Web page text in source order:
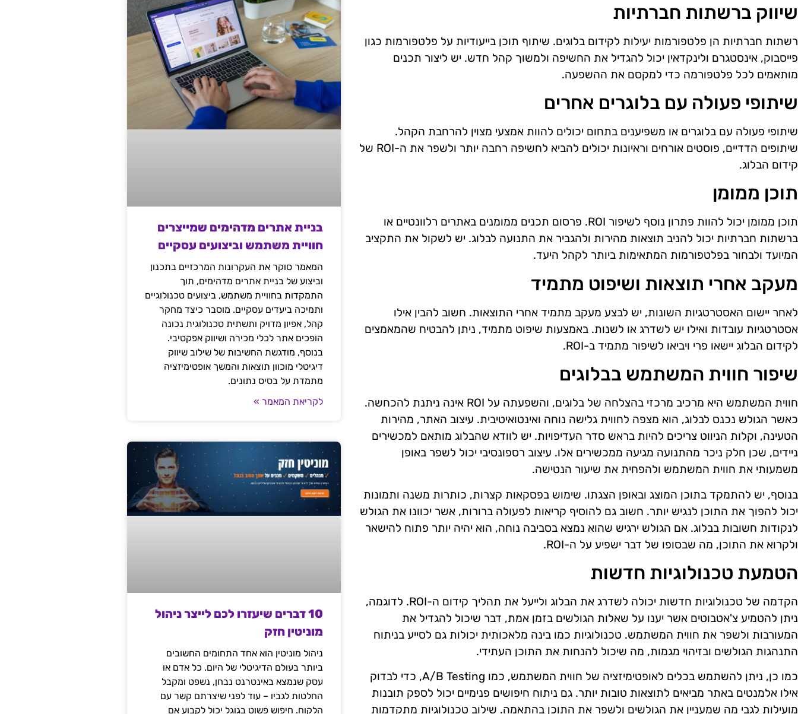
שיווק ברשתות חברתיות
רשתות חברתיות הן פלטפורמות יעילות לקידום בלוגים. שיתוף תוכן בייעודיות על פלטפורמות כגון
פייסבוק, אינסטגרם ולינקדאין יכול להגדיל את החשיפה ולמשוך קהל חדש. יש ליצור תכנים
מותאמים לכל פלטפורמה כדי למקסם את ההשפעה.
שיתופי פעולה עם בלוגרים אחרים
שיתופי פעולה עם בלוגרים או משפיענים בתחום יכולים להוות אמצעי מצוין להרחבת הקהל.
שיתופים הדדיים, פוסטים אורחים וראיונות יכולים להביא לחשיפה רחבה יותר ולשפר את ה-ROI של
קידום הבלוג.
תוכן ממומן
תוכן ממומן יכול להוות פתרון נוסף לשיפור ROI. פרסום תכנים ממומנים באתרים רלוונטיים או
ברשתות חברתיות יכול להניב תוצאות מהירות ולהגביר את התנועה לבלוג. יש לשקול את התקציב
המיועד ולבחור בפלטפורמות המתאימות ביותר לקהל היעד.
מעקב אחרי תוצאות ושיפוט מתמיד
לאחר יישום האסטרטגיות השונות, יש לבצע מעקב מתמיד אחרי התוצאות. חשוב להבין אילו
אסטרטגיות עובדות ואילו יש לשדרג או לשנות. באמצעות שיפוט מתמיד, ניתן להבטיח שהמאמצים
לקידום הבלוג יישאו פרי ויביאו לשיפור מתמיד ב-ROI.
שיפור חווית המשתמש בבלוגים
חווית המשתמש היא מרכיב מרכזי בהצלחה של בלוגים, והשפעתה על ROI אינה ניתנת להכחשה.
כאשר הגולש נכנס לבלוג, הוא מצפה לחווית גלישה נוחה ואינטואיטיבית. עיצוב האתר, מהירות
הטעינה, וקלות הניווט צריכים להיות בראש סדר העדיפויות. יש לוודא שהבלוג מותאם למכשירים
ניידים, שכן חלק ניכר מהתנועה מגיעה ממכשירים אלו. עיצוב רספונסיבי יכול לשפר באופן
משמעותי את חווית המשתמש ולהפחית את שיעור הנטישה.
בנוסף, יש להתמקד בתוכן המוצג ובאופן הצגתו. שימוש בפסקאות קצרות, כותרות משנה ותמונות
יכול להפוך את התוכן לנגיש יותר. חשוב גם להוסיף קריאות לפעולה ברורות, אשר יכוונו את הגולש
לנקודות חשובות בבלוג. אם הגולש ירגיש שהוא נמצא בסביבה נוחה, הוא יהיה יותר פתוח להישאר
ולקרוא את התוכן, מה שבסופו של דבר ישפיע על ה-ROI.
הטמעת טכנולוגיות חדשות
הקדמה של טכנולוגיות חדשות יכולה לשדרג את הבלוג ולייעל את תהליך קידום ה-ROI. לדוגמה,
ניתן להטמיע צ'אטבוטים אשר יענו על שאלות הגולשים בזמן אמת, דבר שיכול להגדיל את
המעורבות ולשפר את חווית המשתמש. טכנולוגיות כמו בינה מלאכותית יכולות גם לסייע בניתוח
התנהגות הגולשים ובזיהוי מגמות, מה שיכול להנחות את התוכן העתידי.
כמו כן, ניתן להשתמש בכלים לאופטימיזציה של חווית המשתמש, כמו A/B Testing, כדי לבדוק
אילו אלמנטים באתר מביאים לתוצאות טובות יותר. גם ניתוח חיפושים פנימיים יכול לספק תובנות
מועילות לגבי מה שמעניין את הגולשים ולשפר את התוכן בהתאמה. שילוב טכנולוגיות מתקדמות
בניית אתרים מדהימים שמייצרים
חוויית משתמש וביצועים עסקיים
המאמר סוקר את העקרונות המרכזיים בתכנון
וביצוע של בניית אתרים מדהימים, תוך
התמקדות בחוויית משתמש, ביצועים טכנולוגיים
ותמיכה ביעדים עסקיים. מוסבר כיצד מחקר
קהל, אפיון מדויק ותשתית טכנולוגית נכונה
הופכים אתר לכלי מכירה ושיווק אפקטיבי.
בנוסף, מודגשת החשיבות של שילוב שיווק
דיגיטלי מוכוון תוצאות והמשך אופטימיזציה
מתמדת על בסיס נתונים.
לקריאת המאמר »
10 דברים שיעזרו לכם לייצר ניהול
מוניטין חזק
ניהול מוניטין הוא אחד התחומים החשובים
ביותר בעולם הדיגיטלי של היום. כל אדם או
עסק שנמצא באינטרנט נבחן, נשפט ומקבל
החלטות לגביו – עוד לפני שיצרתם קשר עם
הלקוח. חיפוש פשוט בגוגל יכול לקבוע אם